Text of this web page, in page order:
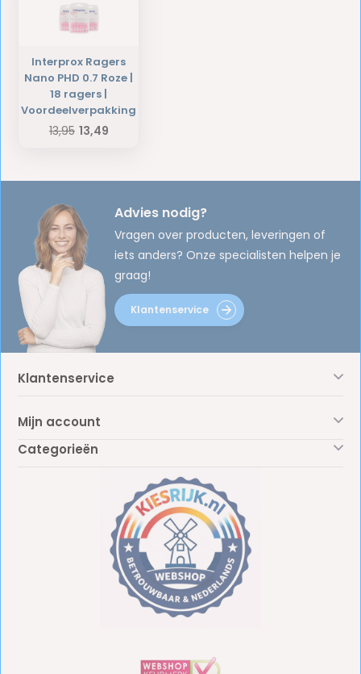
Interprox Ragers
Nano PHD 0.7 Roze |
18 ragers |
Voordeelverpakking
13,95 13,49
Advies nodig?
Vragen over producten, leveringen of
iets anders? Onze specialisten helpen je
graag!
Klantenservice
Klantenservice
Mijn account
Categorieën